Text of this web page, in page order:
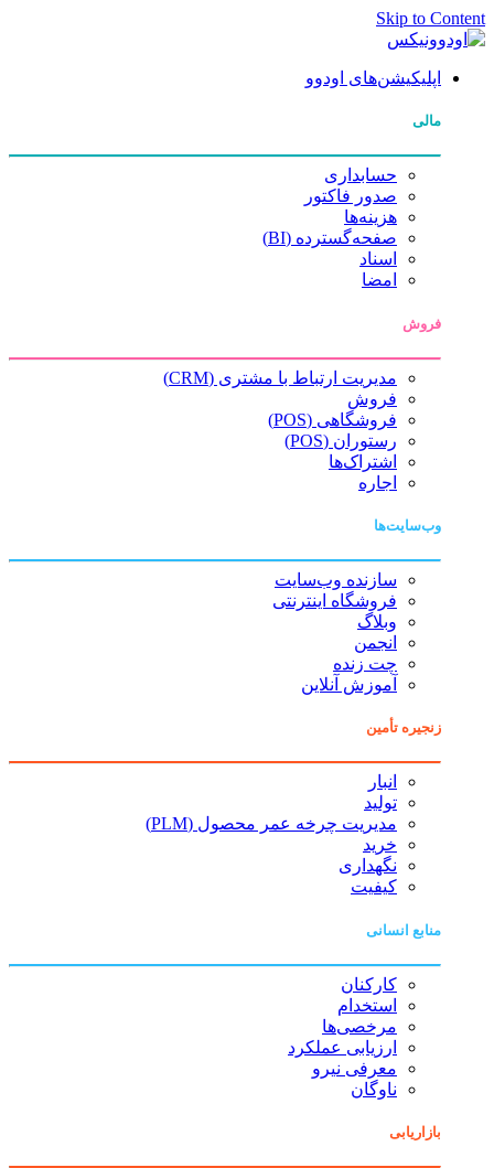
Skip to Content
اپلیکیشن‌های اودوو
مالی
حسابداری
صدور فاکتور
هزینه‌ها
صفحه‌گسترده (BI)
اسناد
امضا
فروش
مدیریت ارتباط با مشتری (CRM)
فروش
فروشگاهی (POS)
رستوران (POS)
اشتراک‌ها
اجاره
وب‌سایت‌ها
سازنده وب‌سایت
فروشگاه اینترنتی
وبلاگ
انجمن
چت زنده
آموزش آنلاین
زنجیره تأمین
انبار
تولید
مدیریت چرخه عمر محصول (PLM)
خرید
نگهداری
کیفیت
منابع انسانی
کارکنان
استخدام
مرخصی‌ها
ارزیابی عملکرد
معرفی نیرو
ناوگان
بازاریابی